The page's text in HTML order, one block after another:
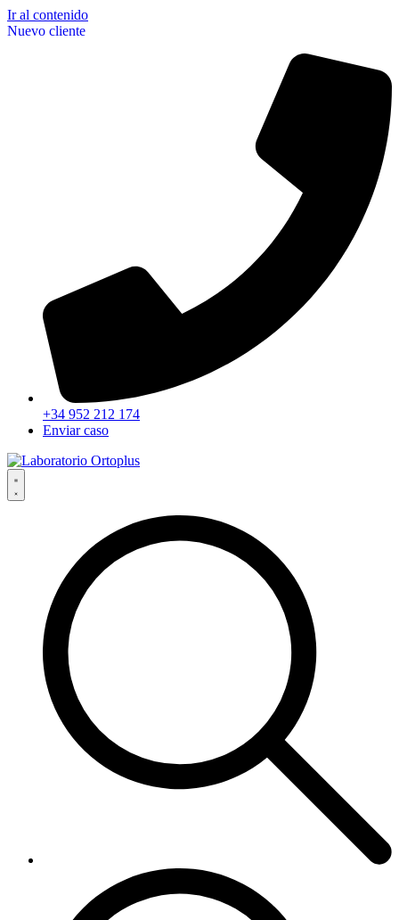
Ir al contenido
Nuevo cliente
+34 952 212 174
Enviar caso